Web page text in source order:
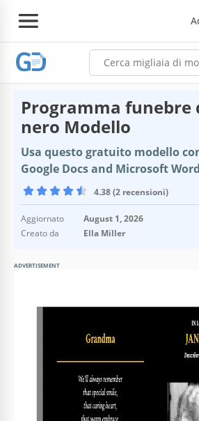
Programma funebre
nero Modello
Usa questo gratuito modello
Google Docs and Microsoft Word
4.38 (2 recensioni)
Aggiornato
August 1, 2026
Creato da
Ella Miller
ADVERTISEMENT